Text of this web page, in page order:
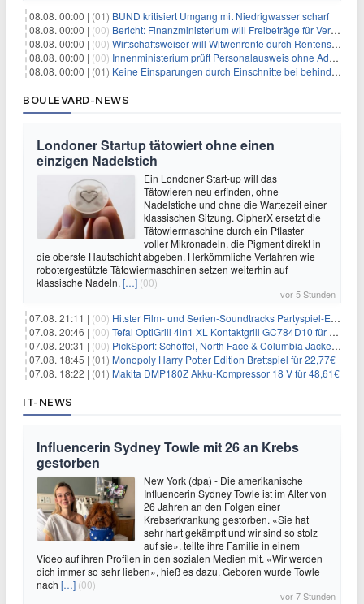
08.08. 00:00 | (01) BUND kritisiert Umgang mit Niedrigwasser scharf
08.08. 00:00 | (00) Bericht: Finanzministerium will Freibeträge für Vereine senken
08.08. 00:00 | (00) Wirtschaftsweiser will Witwenrente durch Rentensplitting ersetzen
08.08. 00:00 | (00) Innenministerium prüft Personalausweis ohne Adresse
08.08. 00:00 | (01) Keine Einsparungen durch Einschnitte bei behinderten Kindern
BOULEVARD-NEWS
Londoner Startup tätowiert ohne einen
einzigen Nadelstich
Ein Londoner Start-up will das
Tätowieren neu erfinden, ohne
Nadelstiche und ohne die Wartezeit einer
klassischen Sitzung. CipherX ersetzt die
Tätowiermaschine durch ein Pflaster
voller Mikronadeln, die Pigment direkt in
die oberste Hautschicht abgeben. Herkömmliche Verfahren wie
robotergestützte Tätowiermaschinen setzen weiterhin auf
klassische Nadeln, […] (00)
vor 5 Stunden
07.08. 21:11 | (00) Hitster Film- und Serien-Soundtracks Partyspiel-Erweiterung für 6,99€
07.08. 20:46 | (00) Tefal OptiGrill 4in1 XL Kontaktgrill GC784D10 für 239,99€
07.08. 20:31 | (00) PickSport: Schöffel, North Face & Columbia Jacken ab 39,60€
07.08. 18:45 | (01) Monopoly Harry Potter Edition Brettspiel für 22,77€
07.08. 18:22 | (01) Makita DMP180Z Akku-Kompressor 18 V für 48,61€
IT-NEWS
Influencerin Sydney Towle mit 26 an Krebs
gestorben
New York (dpa) - Die amerikanische
Influencerin Sydney Towle ist im Alter von
26 Jahren an den Folgen einer
Krebserkrankung gestorben. «Sie hat
sehr hart gekämpft und wir sind so stolz
auf sie», teilte ihre Familie in einem
Video auf ihren Profilen in den sozialen Medien mit. «Wir werden
dich immer so sehr lieben», hieß es dazu. Geboren wurde Towle
nach […] (00)
vor 7 Stunden